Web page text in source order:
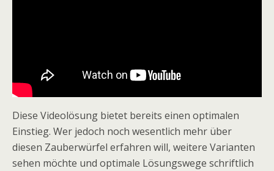
Diese Videolösung bietet bereits einen optimalen
Einstieg. Wer jedoch noch wesentlich mehr über
diesen Zauberwürfel erfahren will, weitere Varianten
sehen möchte und optimale Lösungswege schriftlich